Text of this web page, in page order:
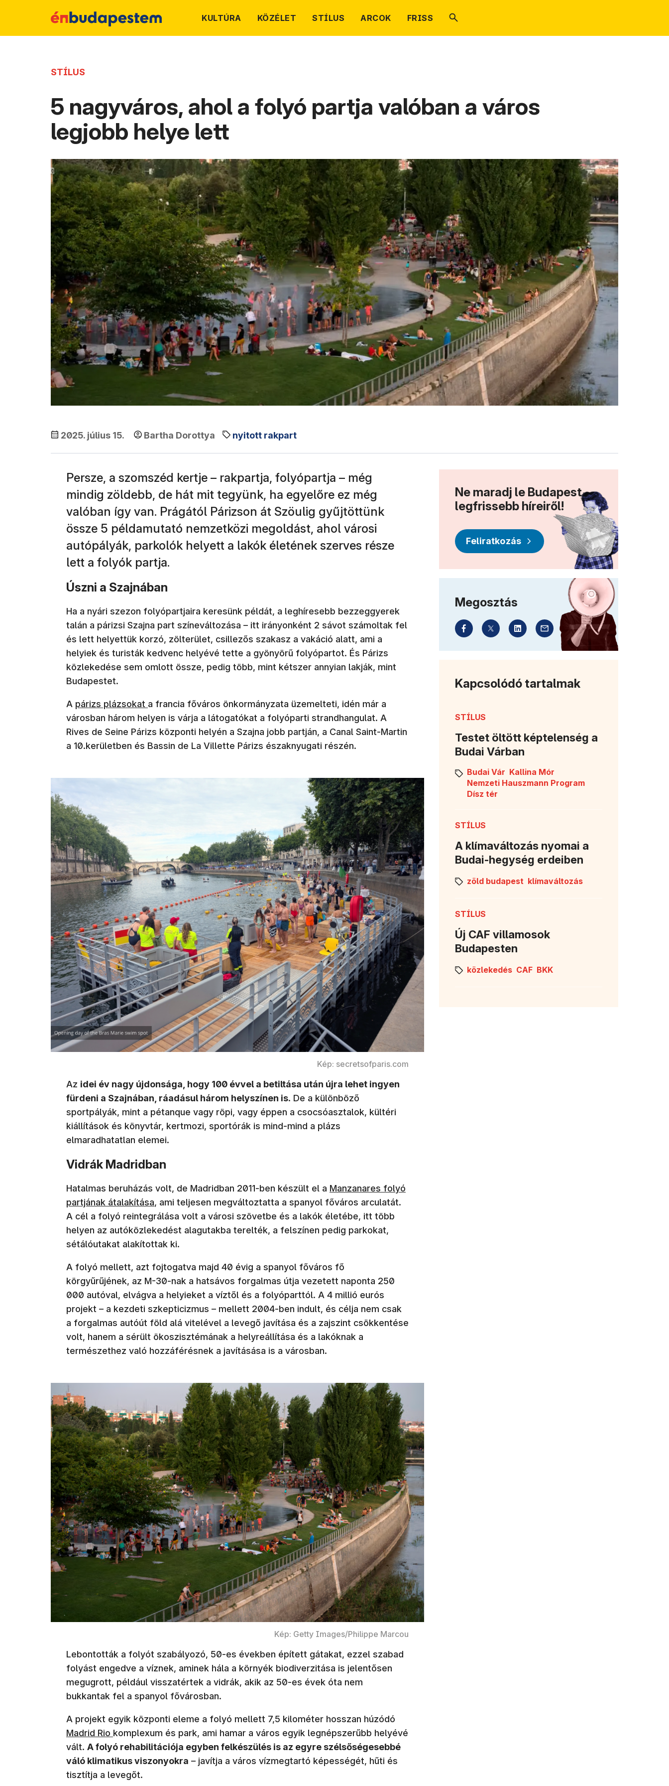
KULTÚRA KÖZÉLET STÍLUS ARCOK FRISS
STÍLUS
5 nagyváros, ahol a folyó partja valóban a város
legjobb helye lett
2025. július 15. Bartha Dorottya nyitott rakpart
Persze, a szomszéd kertje – rakpartja, folyópartja – még
mindig zöldebb, de hát mit tegyünk, ha egyelőre ez még
valóban így van. Prágától Párizson át Szöulig gyűjtöttünk
össze 5 példamutató nemzetközi megoldást, ahol városi
autópályák, parkolók helyett a lakók életének szerves része
lett a folyók partja.
Úszni a Szajnában
Ha a nyári szezon folyópartjaira keresünk példát, a leghíresebb bezzeggyerek
talán a párizsi Szajna part színeváltozása – itt irányonként 2 sávot számoltak fel
és lett helyettük korzó, zölterület, csillezős szakasz a vakáció alatt, ami a
helyiek és turisták kedvenc helyévé tette a gyönyörű folyópartot. És Párizs
közlekedése sem omlott össze, pedig több, mint kétszer annyian lakják, mint
Budapestet.
A párizs plázsokat a francia főváros önkormányzata üzemelteti, idén már a
városban három helyen is várja a látogatókat a folyóparti strandhangulat. A
Rives de Seine Párizs központi helyén a Szajna jobb partján, a Canal Saint-Martin
a 10.kerületben és Bassin de La Villette Párizs északnyugati részén.
Kép: secretsofparis.com
Az idei év nagy újdonsága, hogy 100 évvel a betiltása után újra lehet ingyen
fürdeni a Szajnában, ráadásul három helyszínen is. De a különböző
sportpályák, mint a pétanque vagy röpi, vagy éppen a csocsóasztalok, kültéri
kiállítások és könyvtár, kertmozi, sportórák is mind-mind a plázs
elmaradhatatlan elemei.
Vidrák Madridban
Hatalmas beruházás volt, de Madridban 2011-ben készült el a Manzanares folyó
partjának átalakítása, ami teljesen megváltoztatta a spanyol főváros arculatát.
A cél a folyó reintegrálása volt a városi szövetbe és a lakók életébe, itt több
helyen az autóközlekedést alagutakba terelték, a felszínen pedig parkokat,
sétálóutakat alakítottak ki.
A folyó mellett, azt fojtogatva majd 40 évig a spanyol főváros fő
körgyűrűjének, az M-30-nak a hatsávos forgalmas útja vezetett naponta 250
000 autóval, elvágva a helyieket a víztől és a folyóparttól. A 4 millió eurós
projekt – a kezdeti szkepticizmus – mellett 2004-ben indult, és célja nem csak
a forgalmas autóút föld alá vitelével a levegő javítása és a zajszint csökkentése
volt, hanem a sérült ökoszisztémának a helyreállítása és a lakóknak a
természethez való hozzáférésnek a javításása is a városban.
Kép: Getty Images/Philippe Marcou
Lebontották a folyót szabályozó, 50-es években épített gátakat, ezzel szabad
folyást engedve a víznek, aminek hála a környék biodiverzitása is jelentősen
megugrott, például visszatértek a vidrák, akik az 50-es évek óta nem
bukkantak fel a spanyol fővárosban.
A projekt egyik központi eleme a folyó mellett 7,5 kilométer hosszan húzódó
Madrid Rio komplexum és park, ami hamar a város egyik legnépszerűbb helyévé
vált. A folyó rehabilitációja egyben felkészülés is az egyre szélsőségesebbé
váló klimatikus viszonyokra – javítja a város vízmegtartó képességét, hűti és
tisztítja a levegőt.
Ne maradj le Budapest
legfrissebb híreiről!
Feliratkozás
Megosztás
Kapcsolódó tartalmak
STÍLUS
Testet öltött képtelenség a
Budai Várban
Budai Vár Kallina Mór
Nemzeti Hauszmann Program
Dísz tér
STÍLUS
A klímaváltozás nyomai a
Budai-hegység erdeiben
zöld budapest klímaváltozás
STÍLUS
Új CAF villamosok
Budapesten
közlekedés CAF BKK